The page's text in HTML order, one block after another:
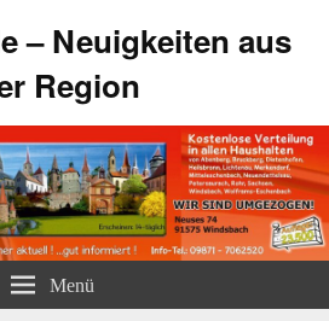
– Neuigkeiten aus
Region
Menü